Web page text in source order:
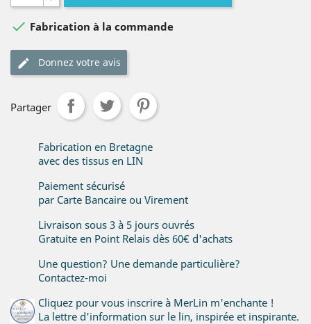
 Fabrication à la commande
Donnez votre avis
Partager
Fabrication en Bretagne
avec des tissus en LIN
Paiement sécurisé
par Carte Bancaire ou Virement
Livraison sous 3 à 5 jours ouvrés
Gratuite en Point Relais dès 60€ d'achats
Une question? Une demande particulière?
Contactez-moi
Cliquez pour vous inscrire à MerLin m'enchante !
La lettre d'information sur le lin, inspirée et inspirante.